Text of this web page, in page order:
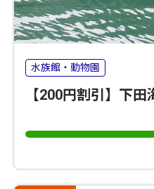
水族館・動物園
【200円割引】下